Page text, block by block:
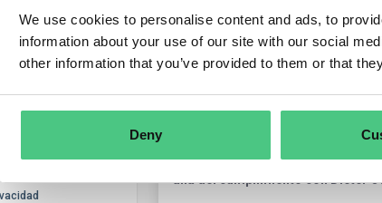
We use cookies to personalise content and ads, to
information about your use of our site with our social
other information that you’ve provided to them or that
Deny
Folge 1 Más
justo? Una
Publicado el 28 de abril de 2025 por
DieterOverathha planteado esta
allá del cumplimiento con Dieter
Rapid Scan
uso